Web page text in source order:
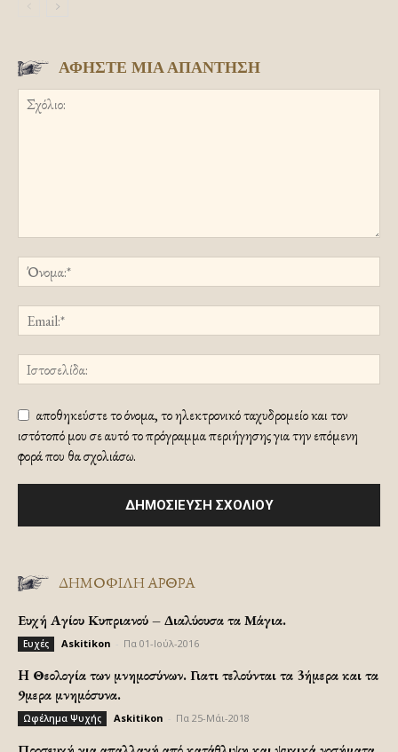
ΑΦΗΣΤΕ ΜΙΑ ΑΠΑΝΤΗΣΗ
αποθηκεύστε το όνομα, το ηλεκτρονικό ταχυδρομείο και τον
ιστότοπό μου σε αυτό το πρόγραμμα περιήγησης για την επόμενη
φορά που θα σχολιάσω.
ΔΗΜΟΦΙΛΗ ΑΡΘΡΑ
Ευχή Αγίου Κυπριανού – Διαλύουσα τα Μάγια.
Ευχές Askitikon Πα 01-Ιούλ-2016
H Θεολογία των μνημοσύνων. Γιατι τελούνται τα 3ήμερα και τα
9μερα μνημόσυνα.
Ωφέλημα Ψυχής Askitikon Πα 25-Μάι-2018